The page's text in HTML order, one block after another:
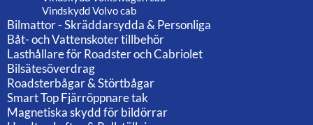
Vindskydd Volvo cab
Bilmattor - Skräddarsydda & Personliga
Båt- och Vattenskoter tillbehör
Lasthållare för Roadster och Cabriolet
Bilsätesöverdrag
Roadsterbågar & Störtbågar
Smart Top Fjärröppnare tak
Magnetiska skydd för bildörrar